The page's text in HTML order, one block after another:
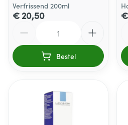
Verfrissend 200ml
€ 20,50
Bestel